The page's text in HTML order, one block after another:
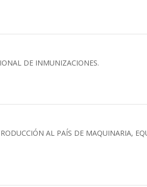
DE INMUNIZACIONES.
AL PAÍS DE MAQUINARIA,